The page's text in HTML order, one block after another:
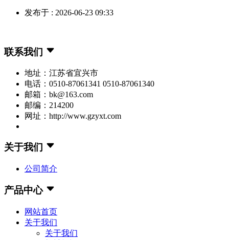
发布于 : 2026-06-23 09:33
联系我们
地址：江苏省宜兴市
电话：0510-87061341 0510-87061340
邮箱：bk@163.com
邮编：214200
网址：http://www.gzyxt.com
关于我们
公司简介
产品中心
网站首页
关于我们
关于我们